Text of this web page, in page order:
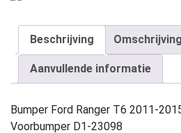
Beschrijving Omschrijving
Aanvullende informatie
Bumper Ford Ranger T6 2011-
Voorbumper D1-23098